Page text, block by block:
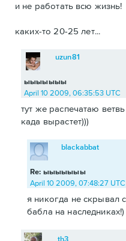
и не работать всю жизнь!
каких-то 20-25 лет...
ыыыыыыы
uzun81
April 10 2009, 06:35:53 UTC
тут же распечатаю
када вырастет)))
Re: ыыыыыыы
blackabbat
April 10 2009, 07:48:27 UTC
я никогда не скрывал
бабла на наследниках!)
th3